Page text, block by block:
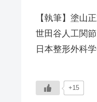
【執筆】塗山
世田谷人工関
日本整形外科
+15